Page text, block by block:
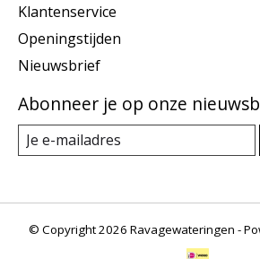
Klantenservice
Openingstijden
Nieuwsbrief
Abonneer je op onze
© Copyright 2026 Ravagewateringen -